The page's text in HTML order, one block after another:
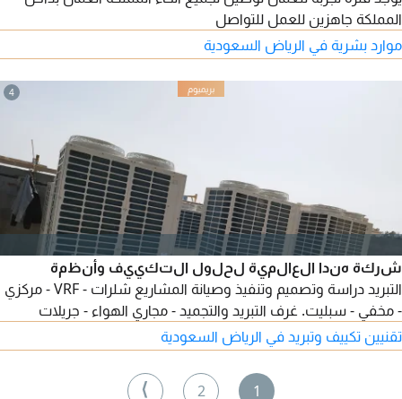
المملكة جاهزين للعمل للتواصل
موارد بشرية في الرياض السعودية
4
شركة هندا العالمية لحلول التكييف وأنظمة
التبريد دراسة وتصميم وتنفيذ وصيانة المشاريع شلرات - VRF - مركزي
- مخفي - سبليت. غرف التبريد والتجميد - مجاري الهواء - جريلات
تقنيين تكييف وتبريد في الرياض السعودية
1
2
⟩